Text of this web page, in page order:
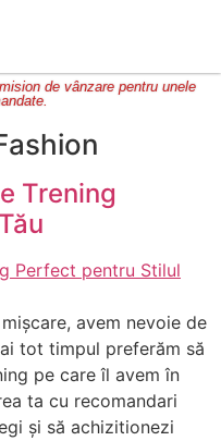
de vânzare pentru unele
Trening
avem nevoie de
tot timpul preferăm să
pe care îl avem în
ta cu recomandari
și să achizitionezi